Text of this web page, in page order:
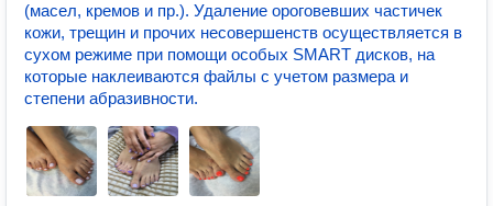
(масел, кремов и пр.). Удаление ороговевших частичек
кожи, трещин и прочих несовершенств осуществляется в
сухом режиме при помощи особых SMART дисков, на
которые наклеиваются файлы с учетом размера и
степени абразивности.